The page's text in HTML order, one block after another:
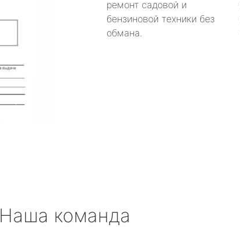
ремонт садовой и
бензиновой техники без
обмана.
Наша команда